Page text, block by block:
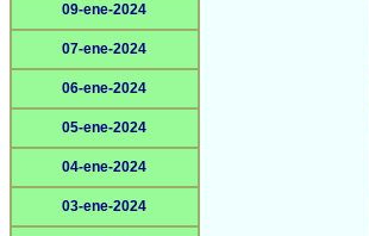
09-ene-2024
07-ene-2024
06-ene-2024
05-ene-2024
04-ene-2024
03-ene-2024